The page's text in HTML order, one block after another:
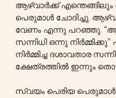
ആഴ്വാർക്ക്
പെരുമാൾ ചോദിച്ചു.
വേണം എന്നു പറഞ്ഞു.
സന്നിധി ഒന്നു
നിർമ്മിച്ച ദശാവതാര
ക്ഷേത്രത്തിൽ ഇന്നും
സ്വയം പെരിയ